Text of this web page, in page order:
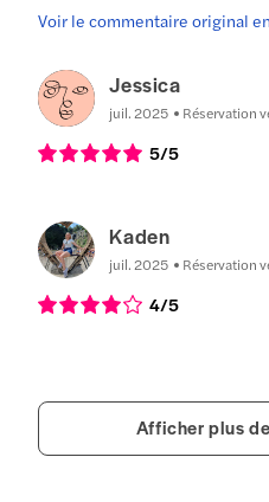
Voir le commentaire original
Jessica
juil. 2025 Réservation
5/5
Kaden
juil. 2025 Réservation
4/5
Afficher plus